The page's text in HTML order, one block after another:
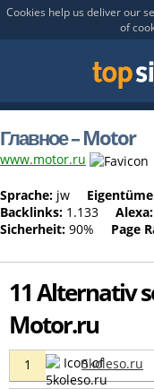
Cookies help us deliver our
of
Главное – Motor
www.motor.ru
Sprache: jw
Backlinks: 1.133 Alexa:
Sicherheit: 90% Page
11 Alternativ
Motor.ru
1 5koleso.ru